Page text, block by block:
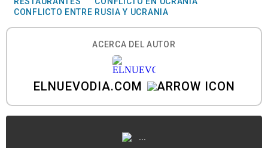
CONFLICTO ENTRE RUSIA Y UCRANIA
ACERCA DEL AUTOR
ELNUEVODIA.COM
...